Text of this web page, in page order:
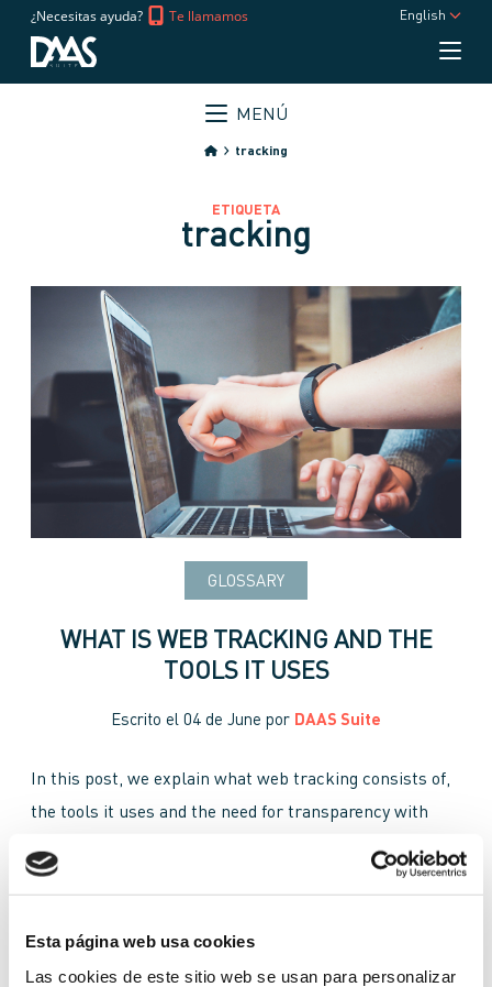
Esta página web usa cookies
Las cookies de este sitio web se usan para personalizar
¿Necesitas ayuda? Te llamamos English
MENÚ
tracking
ETIQUETA
tracking
GLOSSARY
WHAT IS WEB TRACKING AND THE
TOOLS IT USES
Escrito el 04 de June por DAAS Suite
In this post, we explain what web tracking consists of,
the tools it uses and the need for transparency with
Cookies customers navigator
personal data protection Pixel
tracking web page web tracking web visitors